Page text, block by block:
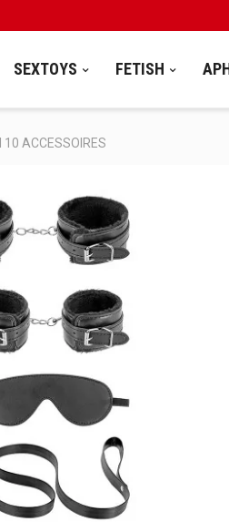
SEXTOYS FETISH
10 ACCESSOIRES